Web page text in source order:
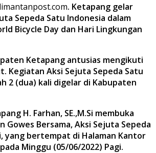
. Ketapang gelar
Sepeda Satu Indonesia dalam
Bicycle Day dan Hari Lingkungan
Ketapang antusias mengikuti
Kegiatan Aksi Sejuta Sepeda Satu
2 (dua) kali digelar di Kabupaten
H. Farhan, SE.,M.Si membuka
Gowes Bersama, Aksi Sejuta Sepeda
yang bertempat di Halaman Kantor
Minggu (05/06/2022) Pagi.